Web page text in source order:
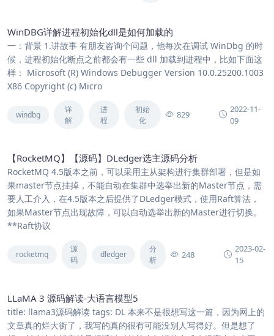
WinDBG详解进程初始化dll是如何加载的
一：背景 1.讲故事 有朋友咨询个问题，他每次在调试 WinDbg 的时
候，进程初始化断点之前都会有一些 dll 加载到进程中，比如下面这
样： Microsoft (R) Windows Debugger Version 10.0.25200.1003
X86 Copyright (c) Micro
windbg
详
解
进
程
初始
化
829
2022-11-
09
【RocketMQ】【源码】DLedger选主源码分析
RocketMQ 4.5版本之前，可以采用主从架构进行集群部署，但是如
果master节点挂掉，不能自动在集群中选举出新的Master节点，需
要人工介入，在4.5版本之后提供了DLedger模式，使用Raft算法，
如果Master节点出现故障，可以自动选举出新的Master进行切换。
**Raft协议
rocketmq
源
码
dledger
分
析
248
2023-02-
15
LLaMA 3 源码解读-大语言模型5
title: llama3源码解读 tags: DL 本来不是很想写这一篇，因为网上的
文章真的烂大街了，我写的真的很有可能没别人写得好。但是想了